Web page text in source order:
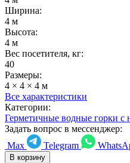
Ширина:
4 м
Высота:
4 м
Вес посетителя, кг:
40
Размеры:
4 × 4 × 4 м
Все характеристики
Категории:
Герметичные водные горки с
Задать вопрос в мессенджер:
Max
Telegram
В корзину